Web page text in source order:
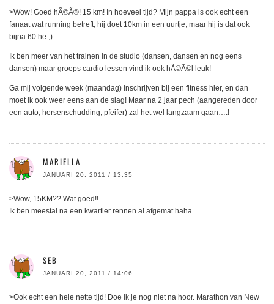
>Wow! Goed hÃ©Ã©! 15 km! In hoeveel tijd? Mijn pappa is ook echt een
fanaat wat running betreft, hij doet 10km in een uurtje, maar hij is dat ook
bijna 60 he ;).
Ik ben meer van het trainen in de studio (dansen, dansen en nog eens
dansen) maar groeps cardio lessen vind ik ook hÃ©Ã©l leuk!
Ga mij volgende week (maandag) inschrijven bij een fitness hier, en dan
moet ik ook weer eens aan de slag! Maar na 2 jaar pech (aangereden door
een auto, hersenschudding, pfeifer) zal het wel langzaam gaan….!
MARIELLA
JANUARI 20, 2011 / 13:35
>Wow, 15KM?? Wat goed!!
Ik ben meestal na een kwartier rennen al afgemat haha.
SEB
JANUARI 20, 2011 / 14:06
>Ook echt een hele nette tijd! Doe ik je nog niet na hoor. Marathon van New